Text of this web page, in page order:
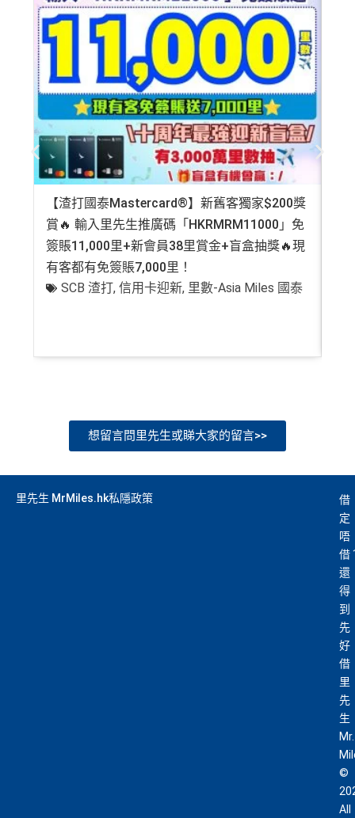
【渣打國泰Mastercard®】新舊客獨家$200獎
賞🔥 輸入里先生推廣碼「HKRMRM11000」免
簽賬11,000里+新會員38里賞金+盲盒抽獎🔥現
有客都有免簽賬7,000里！
SCB 渣打,信用卡迎新, 里數-Asia Miles 國泰
想留言問里先生或睇大家的留言>>
里先生 MrMiles.hk私隱政策
借
定
唔
借
還
得
到
先
好
借
里
先
生
Mr.
©
All